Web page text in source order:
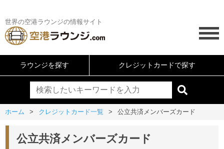
世界の空港ラウンジの情報サイト
ラウンジを探す クレジットカードで探す
ホーム クレジットカード一覧 公立共済メンバーズカード
公立共済メンバーズカード